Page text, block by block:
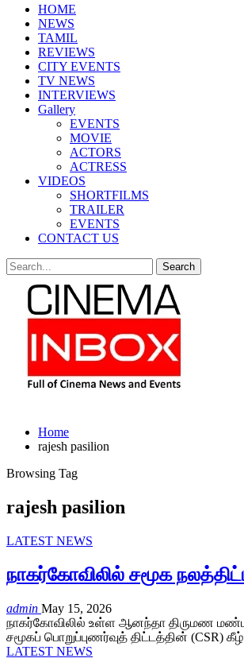
HOME
NEWS
TAMIL
REVIEWS
CITY EVENTS
TV NEWS
INTERVIEWS
Gallery
EVENTS
MOVIE
ACTORS
ACTRESS
VIDEOS
SHORTFILMS
TRAILER
EVENTS
CONTACT US
Home
rajesh pasilion
Browsing Tag
rajesh pasilion
LATEST NEWS
நாகர்கோவிலில் சமூக
admin May 15, 2026
நாகர்கோவிலில் உள்ள ஆனந்தா திருமண
சமூகப் பொறுப்புணர்வுத் திட்டத்தின் (CSR)
LATEST NEWS